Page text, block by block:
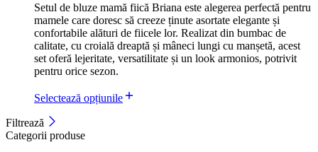
Setul de bluze mamă fiică Briana este alegerea perfectă pentru
mamele care doresc să creeze ținute asortate elegante și
confortabile alături de fiicele lor. Realizat din bumbac de
calitate, cu croială dreaptă și mâneci lungi cu manșetă, acest
set oferă lejeritate, versatilitate și un look armonios, potrivit
pentru orice sezon.
Selectează opțiunile
Filtrează
Categorii produse